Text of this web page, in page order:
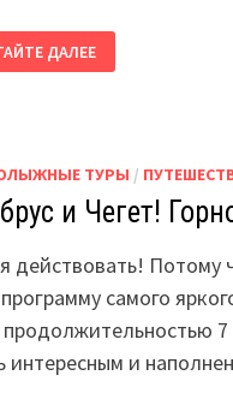
ДАЛЕЕ
ТУРЫ /
и Чегет!
действовать! Потому
самого
продолжительностью
интересным и